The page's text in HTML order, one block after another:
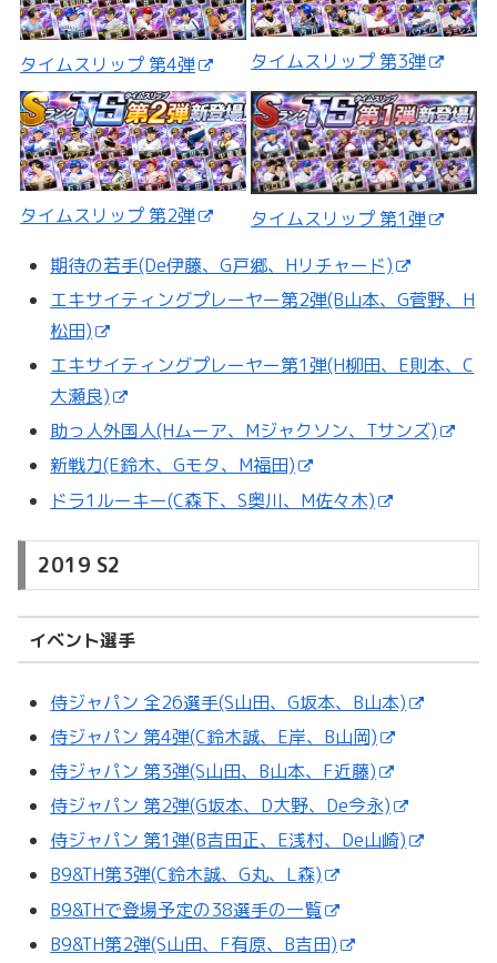
タイムスリップ 第4弾 タイムスリップ 第3弾
タイムスリップ 第2弾
タイムスリップ 第1弾
期待の若手(De伊藤、G戸郷、Hリチャード)
エキサイティングプレーヤー第2弾(B山本、G菅野、H
松田)
エキサイティングプレーヤー第1弾(H柳田、E則本、C
大瀬良)
助っ人外国人(Hムーア、Mジャクソン、Tサンズ)
新戦力(E鈴木、Gモタ、M福田)
ドラ1ルーキー(C森下、S奥川、M佐々木)
2019 S2
イベント選手
侍ジャパン 全26選手(S山田、G坂本、B山本)
侍ジャパン 第4弾(C鈴木誠、E岸、B山岡)
侍ジャパン 第3弾(S山田、B山本、F近藤)
侍ジャパン 第2弾(G坂本、D大野、De今永)
侍ジャパン 第1弾(B吉田正、E浅村、De山崎)
B9&TH第3弾(C鈴木誠、G丸、L森)
B9&THで登場予定の38選手の一覧
B9&TH第2弾(S山田、F有原、B吉田)